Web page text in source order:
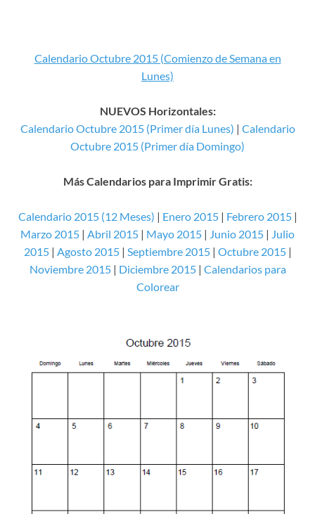
Calendario Octubre 2015 (Comienzo de Semana en
Lunes)
NUEVOS Horizontales:
Calendario Octubre 2015 (Primer día Lunes) | Calendario
Octubre 2015 (Primer día Domingo)
Más Calendarios para Imprimir Gratis:
Calendario 2015 (12 Meses) | Enero 2015| Febrero 2015|
Marzo 2015 | Abril 2015 | Mayo 2015 | Junio 2015 | Julio
2015| Agosto 2015| Septiembre 2015| Octubre 2015|
Noviembre 2015| Diciembre 2015| Calendarios para
Colorear